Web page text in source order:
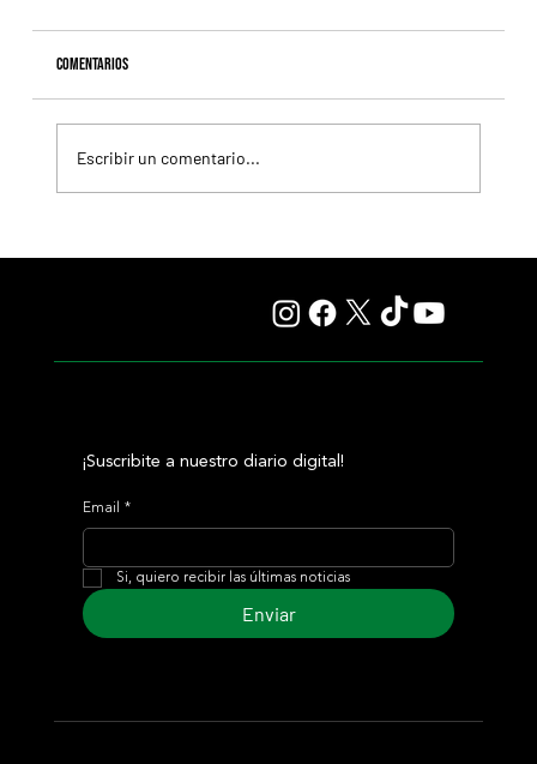
Comentarios
Escribir un comentario...
¡Suscribite a nuestro diario digital!
Email *
Si, quiero recibir las últimas noticias
Enviar